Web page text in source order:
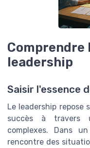
Comprendre
leadership
Saisir l'essence
Le leadership repose
succès à travers
complexes. Dans
rencontre des